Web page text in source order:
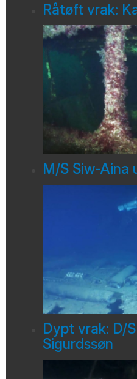
Råtøft vrak:
M/S Siw-
Dypt vrak: D/
Sigurdssøn